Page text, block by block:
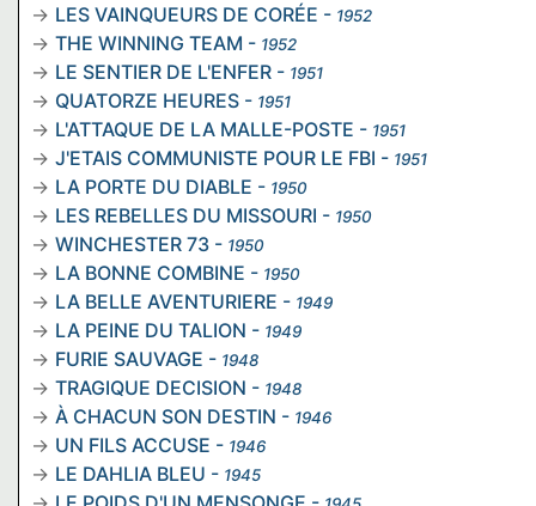
LES VAINQUEURS DE CORÉE - 1952
THE WINNING TEAM - 1952
LE SENTIER DE L'ENFER - 1951
QUATORZE HEURES - 1951
L'ATTAQUE DE LA MALLE-POSTE - 1951
J'ETAIS COMMUNISTE POUR LE FBI - 1951
LA PORTE DU DIABLE - 1950
LES REBELLES DU MISSOURI - 1950
WINCHESTER 73 - 1950
LA BONNE COMBINE - 1950
LA BELLE AVENTURIERE - 1949
LA PEINE DU TALION - 1949
FURIE SAUVAGE - 1948
TRAGIQUE DECISION - 1948
À CHACUN SON DESTIN - 1946
UN FILS ACCUSE - 1946
LE DAHLIA BLEU - 1945